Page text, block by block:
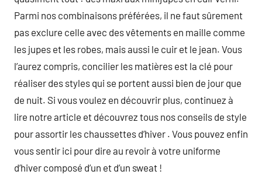
Parmi nos combinaisons préférées, il ne faut sûrement
pas exclure celle avec des vêtements en maille comme
les jupes et les robes, mais aussi le cuir et le jean. Vous
l’aurez compris, concilier les matières est la clé pour
réaliser des styles qui se portent aussi bien de jour que
de nuit. Si vous voulez en découvrir plus, continuez à
lire notre article et découvrez tous nos conseils de style
pour assortir les chaussettes d’hiver . Vous pouvez enfin
vous sentir ici pour dire au revoir à votre uniforme
d’hiver composé d’un et d’un sweat !